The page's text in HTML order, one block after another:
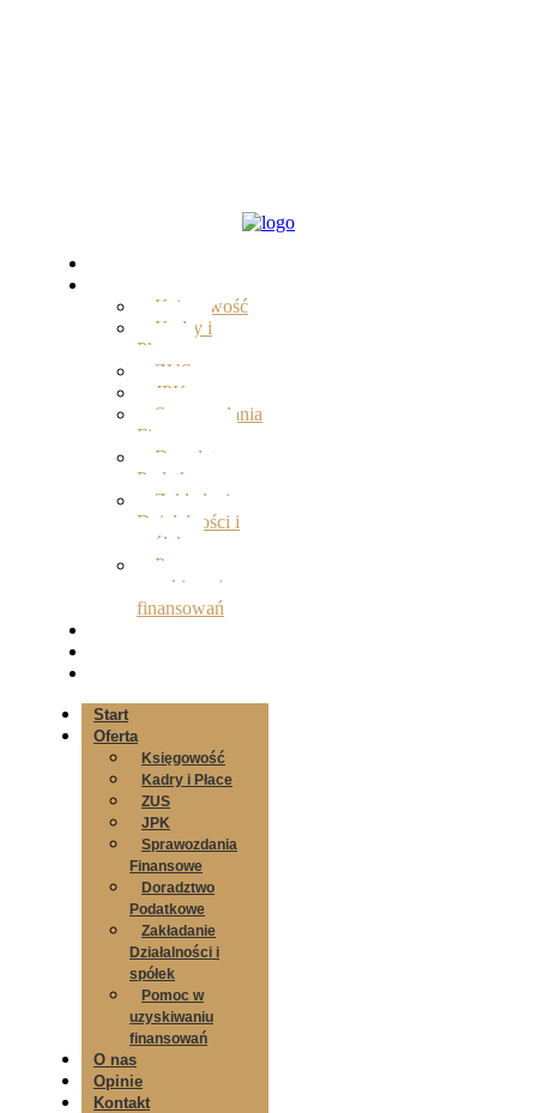
Księgowość
Kadry i
Płace
ZUS
JPK
Sprawozdania
Finansowe
Doradztwo
Podatkowe
Zakładanie
Działalności i
spółek
Pomoc w
uzyskiwaniu
finansowań
Start
Oferta
Księgowość
Kadry i Płace
ZUS
JPK
Sprawozdania
Finansowe
Doradztwo
Podatkowe
Zakładanie
Działalności i
spółek
Pomoc w
uzyskiwaniu
finansowań
O nas
Opinie
Kontakt